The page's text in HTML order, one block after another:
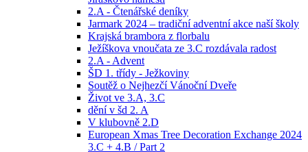
2.A - Čtenářské deníky
Jarmark 2024 – tradiční adventní akce naší školy
Krajská brambora z florbalu
Ježíškova vnoučata ze 3.C rozdávala radost
2.A - Advent
ŠD 1. třídy - Ježkoviny
Soutěž o Nejhezčí Vánoční Dveře
Život ve 3.A, 3.C
dění v šd 2. A
V klubovně 2.D
European Xmas Tree Decoration Exchange 2024
3.C + 4.B / Part 2